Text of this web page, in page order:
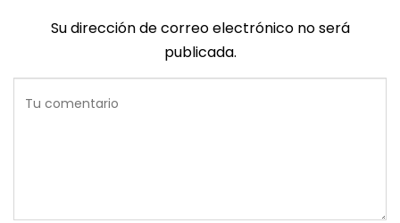
Su dirección de correo electrónico no será
publicada.